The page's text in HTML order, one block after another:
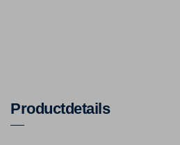
Productdetails